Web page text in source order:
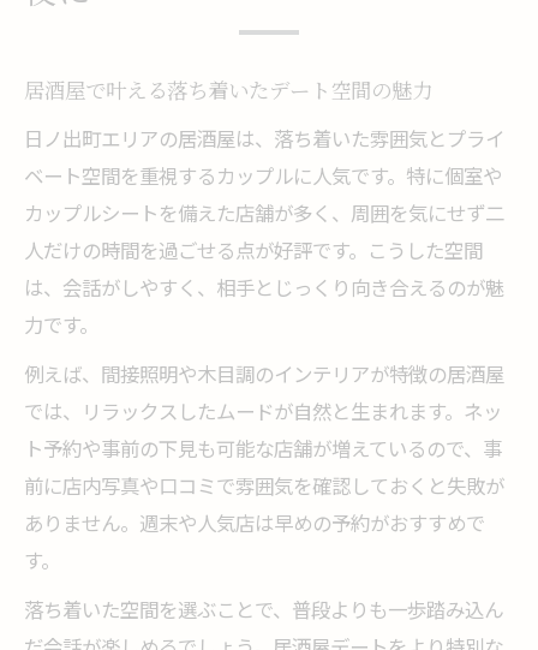
居酒屋で叶える落ち着いたデート空間の魅力
日ノ出町エリアの居酒屋は、落ち着いた雰囲気とプライ
ベート空間を重視するカップルに人気です。特に個室や
カップルシートを備えた店舗が多く、周囲を気にせず二
人だけの時間を過ごせる点が好評です。こうした空間
は、会話がしやすく、相手とじっくり向き合えるのが魅
力です。
例えば、間接照明や木目調のインテリアが特徴の居酒屋
では、リラックスしたムードが自然と生まれます。ネッ
ト予約や事前の下見も可能な店舗が増えているので、事
前に店内写真や口コミで雰囲気を確認しておくと失敗が
ありません。週末や人気店は早めの予約がおすすめで
す。
落ち着いた空間を選ぶことで、普段よりも一歩踏み込ん